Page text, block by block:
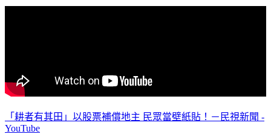
「耕者有其田」以股票補償地主 民眾當壁紙貼！－民視新聞 -
YouTube